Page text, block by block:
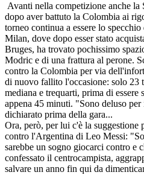
Avanti nella competizione anche
dopo aver battuto la Colombia ai
torneo continua a essere lo
Milan, dove dopo esser stato
Bruges, ha trovato pochissimo
Modric e di una frattura al perone.
contro la Colombia per via
di nuovo fallito l'occasione: solo 23
mediana e trequarti, prima di
appena 45 minuti. "Sono deluso
dichiarato prima della gara...
Ora, però, per lui c'è la
contro l'Argentina di Leo Messi:
sarebbe un sogno giocarci contro e
confessato il centrocampista,
salvare un anno fin qui da